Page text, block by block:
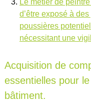
Le métier de
d’être exposé à
poussières
nécessitant une
Acquisition de
essentielles pour
bâtiment.